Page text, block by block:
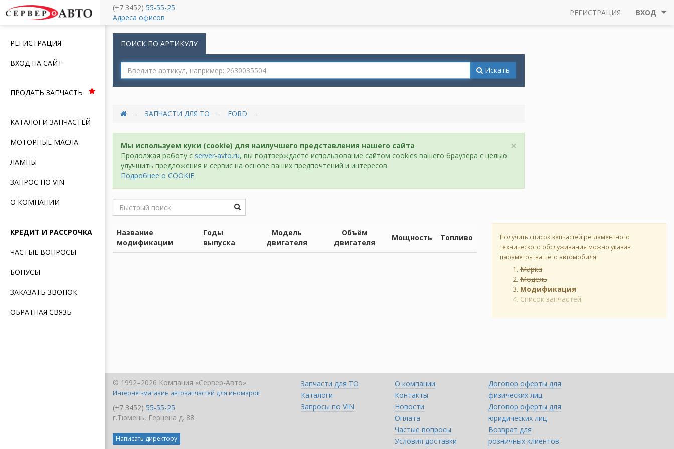
Меню
РЕГИСТРАЦИЯ
ВХОД НА САЙТ
ПРОДАТЬ ЗАПЧАСТЬ
КАТАЛОГИ ЗАПЧАСТЕЙ
МОТОРНЫЕ МАСЛА
ЛАМПЫ
ЗАПРОС ПО VIN
О КОМПАНИИ
КРЕДИТ И РАССРОЧКА
ЧАСТЫЕ ВОПРОСЫ
БОНУСЫ
ЗАКАЗАТЬ ЗВОНОК
ОБРАТНАЯ СВЯЗЬ
(+7 3452) 55-55-25
Адреса офисов
РЕГИСТРАЦИЯ ВХОД
ПОИСК ПО АРТИКУЛУ
Искать
ЗАПЧАСТИ ДЛЯ ТО FORD
×
Мы используем куки (cookie) для наилучшего представления нашего сайта
Продолжая работу с server-avto.ru, вы подтверждаете использование сайтом cookies вашего браузера с целью
улучшить предложения и сервис на основе ваших предпочтений и интересов.
Подробнее о COOKIE
Получить список запчастей регламентного
технического обслуживания можно указав
параметры вашего автомобиля.
Марка
Модель
Модификация
Список запчастей
Название
модификации
Годы
выпуска
Модель
двигателя
Объём
двигателя
Мощность Топливо
Запчасти для ТО
Каталоги
Запросы по VIN
О компании
Контакты
Новости
Оплата
Частые вопросы
Условия доставки
Договор оферты для
физических лиц
Договор оферты для
юридических лиц
Возврат для
розничных клиентов
© 1992–2026 Компания «Сервер-Авто»
Интернет-магазин автозапчастей для иномарок
(+7 3452) 55-55-25
г.Тюмень, Герцена д. 88
Написать директору